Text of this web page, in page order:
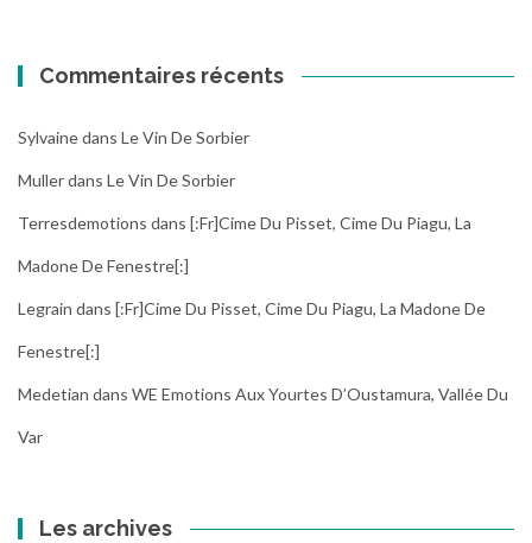
Commentaires récents
Sylvainedans Le Vin De Sorbier
Mullerdans Le Vin De Sorbier
Terresdemotions dans [:fr]Cime Du Pisset, Cime Du Piagu, La
Madone De Fenestre[:]
Legrain dans [:fr]Cime Du Pisset, Cime Du Piagu, La Madone De
Fenestre[:]
Medetian dans WE Emotions Aux Yourtes D’Oustamura, Vallée Du
Var
Les archives